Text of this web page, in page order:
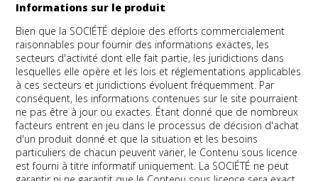
Informations sur le produit
Bien que la SOCIÉTÉ déploie des efforts commercialement
raisonnables pour fournir des informations exactes, les
secteurs d'activité dont elle fait partie, les juridictions dans
lesquelles elle opère et les lois et réglementations applicables
à ces secteurs et juridictions évoluent fréquemment. Par
conséquent, les informations contenues sur le site pourraient
ne pas être à jour ou exactes. Étant donné que de nombreux
facteurs entrent en jeu dans le processus de décision d'achat
d'un produit donné et que la situation et les besoins
particuliers de chacun peuvent varier, le Contenu sous licence
est fourni à titre informatif uniquement. La SOCIÉTÉ ne peut